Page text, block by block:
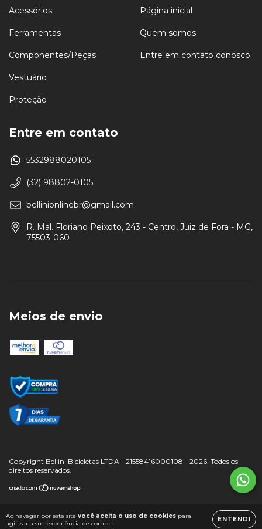
Ao navegar por este site você aceita o uso de cookies para
agilizar a sua experiência de compra.
ENTENDI
Acessórios
Ferramentas
Componentes/Peças
Vestuário
Proteção
Página inicial
Quem somos
Entre em contato conosco
Entre em contato
5532988020105
(32) 98802-0105
bellinionlinebr@gmail.com
R. Mal. Floriano Peixoto, 243 - Centro, Juiz de Fora - MG,
75503-060
Meios de envio
Copyright Bellini Bicicletas LTDA - 21558416000108 - 2026. Todos os
direitos reservados.